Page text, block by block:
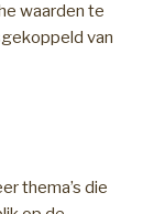
waarden te
van
thema’s die